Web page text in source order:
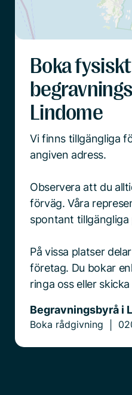
Boka
Lindome
Vi finns tillgängliga
angiven adress.
Observera att du
förväg. Våra
spontant tillgängliga
På vissa platser
företag. Du bokar
ringa oss eller
Begravningsbyrå i
Boka rådgivning